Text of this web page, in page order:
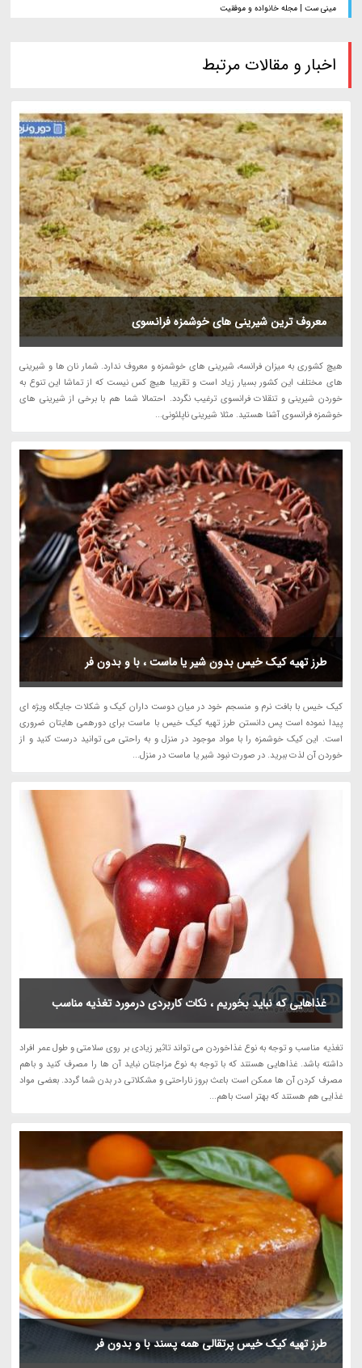
مینی ست | مجله خانواده و موفقیت
اخبار و مقالات مرتبط
معروف ترین شیرینی های خوشمزه فرانسوی
هیچ کشوری به میزان فرانسه، شیرینی های خوشمزه و معروف ندارد. شمار نان ها و شیرینی
های مختلف این کشور بسیار زیاد است و تقریبا هیچ کس نیست که از تماشا این تنوع به
خوردن شیرینی و تنقلات فرانسوی ترغیب نگردد. احتمالا شما هم با برخی از شیرینی های
خوشمزه فرانسوی آشنا هستید. مثلا شیرینی ناپلئونی...
طرز تهیه کیک خیس بدون شیر یا ماست ، با و بدون فر
کیک خیس با بافت نرم و منسجم خود در میان دوست داران کیک و شکلات جایگاه ویژه ای
پیدا نموده است پس دانستن طرز تهیه کیک خیس با ماست برای دورهمی هایتان ضروری
است. این کیک خوشمزه را با مواد موجود در منزل و به راحتی می توانید درست کنید و از
خوردن آن لذت ببرید. در صورت نبود شیر یا ماست در منزل...
غذاهایی که نباید بخوریم ، نکات کاربردی درمورد تغذیه مناسب
تغذیه مناسب و توجه به نوع غذاخوردن می تواند تاثیر زیادی بر روی سلامتی و طول عمر افراد
داشته باشد. غذاهایی هستند که با توجه به نوع مزاجتان نباید آن ها را مصرف کنید و باهم
مصرف کردن آن ها ممکن است باعث بروز ناراحتی و مشکلاتی در بدن شما گردد. بعضی مواد
غذایی هم هستند که بهتر است باهم...
طرز تهیه کیک خیس پرتقالی همه پسند با و بدون فر